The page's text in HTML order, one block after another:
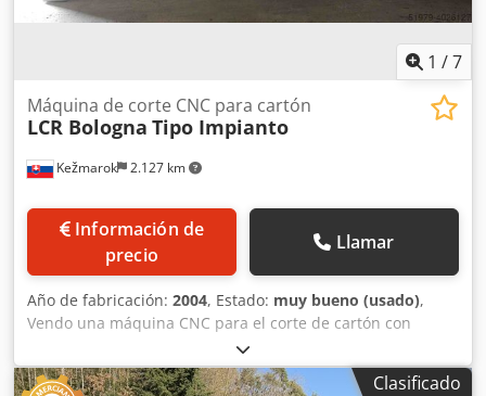
1 /7
Kežmarok 2.127 km
Máquina de corte CNC para cartón
LCR Bologna Tipo Impianto
Información de
precio
Llamar
Año de fabricación: 2004, Estado: muy bueno (usado),
Vendo una máquina CNC para el corte de cartón con
cuchilla. Crjdpfx Aed I N Eteaxef En buen estado, revisada
y reacondicionada, lista para su uso inmediato.
Clasificado